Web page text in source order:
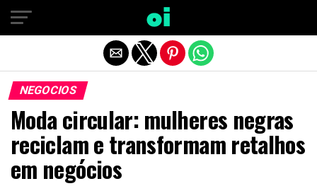
NEGOCIOS
Moda circular: mulheres negras
reciclam e transformam retalhos
em negócios
Sair da versão mobile